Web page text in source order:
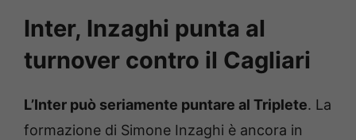
Inter, Inzaghi punta al
turnover contro il Cagliari
L’Inter può seriamente puntare al Triplete. La
formazione di Simone Inzaghi è ancora in